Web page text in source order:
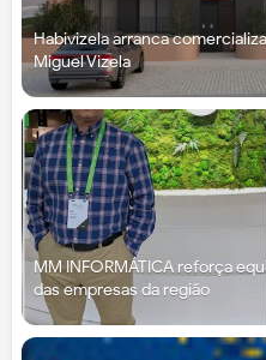
Habivizela arranca
Miguel Vizela
MM INFORMÁTICA reforça
das empresas da região